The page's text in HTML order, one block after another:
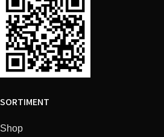
SORTIMENT
Shop